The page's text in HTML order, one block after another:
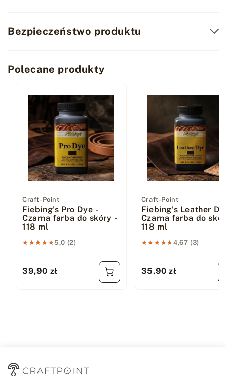
Bezpieczeństwo produktu
Polecane produkty
Dostawca:
Craft-Point
Fiebing's Pro Dye -
Czarna farba do skóry -
118 ml
★★★★★
★★★★★5,0 (2)
Cena regularna
39,90 zł
Dostawca:
Craft-Point
Fiebing's Leather
Czarna farba do
118 ml
★★★★★
★★★★★4,67 (3)
Cena regularna
35,90 zł